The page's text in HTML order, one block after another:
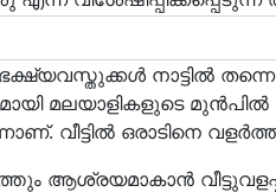
ആശ്രയമാണ്.
നാട്ടിൽ
മലയാളികളുടെ
വീട്ടിൽ ഒരാടിനെ
ആശ്രയമാകാൻ